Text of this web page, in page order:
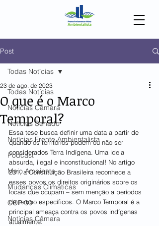
Post
Todas Notícias
Notícias Câmara
Notícias Senado
Notícias Frente Ambientalista
Podcast
Meio Ambiente
Mudanças Climáticas
COP 30
Notícias Câmara
Todas Notícias
O que é o Marco
Temporal?
23 de ago. de 2023
Essa tese busca definir uma data a partir de
quando os territórios podem ou não ser
considerados Terra Indígena. Uma ideia
absurda, ilegal e inconstitucional! No artigo
231, a Constituição Brasileira reconhece a
esses povos os direitos originários sobre os
locais que ocupam – sem menção a períodos
de tempo específicos. O Marco Temporal é a
principal ameaça contra os povos indígenas
atualmente.